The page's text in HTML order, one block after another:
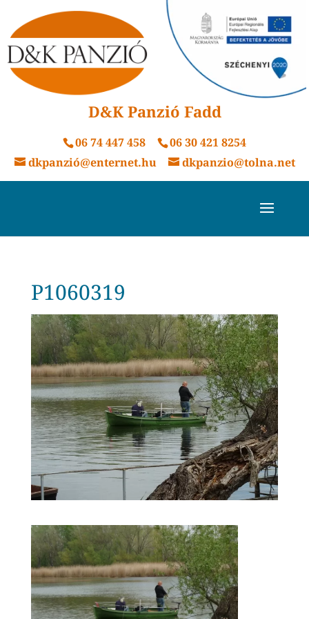
D&K Panzió Fadd
06 74 447 458
06 30 421 8254
dkpanzió@enternet.hu
dkpanzio@tolna.net
P1060319